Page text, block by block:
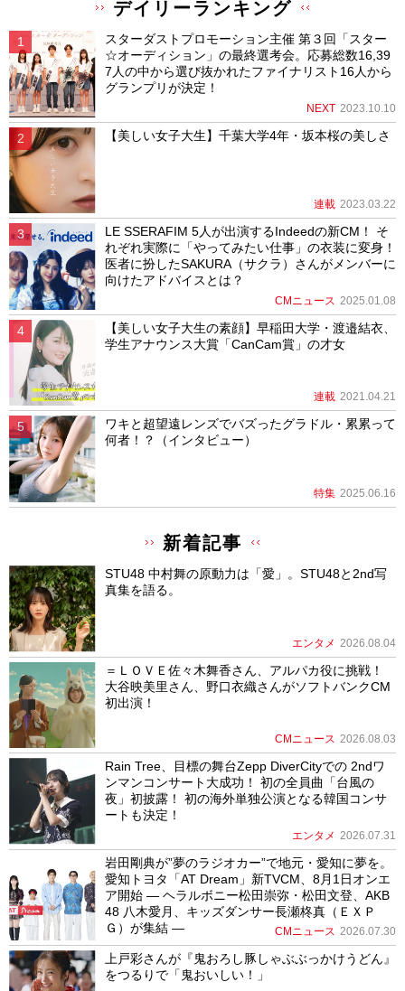
デイリーランキング
スターダストプロモーション主催 第３回「スター
☆オーディション」の最終選考会。応募総数16,39
7人の中から選び抜かれたファイナリスト16人から
グランプリが決定！
NEXT 2023.10.10
【美しい女子大生】千葉大学4年・坂本桜の美しさ
連載 2023.03.22
LE SSERAFIM 5人が出演するIndeedの新CM！ そ
れぞれ実際に「やってみたい仕事」の衣装に変身！
医者に扮したSAKURA（サクラ）さんがメンバーに
向けたアドバイスとは？
CMニュース 2025.01.08
【美しい女子大生の素顔】早稲田大学・渡邉結衣、
学生アナウンス大賞「CanCam賞」の才女
連載 2021.04.21
ワキと超望遠レンズでバズったグラドル・累累って
何者！？（インタビュー）
特集 2025.06.16
新着記事
STU48 中村舞の原動力は「愛」。STU48と2nd写
真集を語る。
エンタメ 2026.08.04
＝ＬＯＶＥ佐々木舞香さん、アルパカ役に挑戦！
大谷映美里さん、野口衣織さんがソフトバンクCM
初出演！
CMニュース 2026.08.03
Rain Tree、目標の舞台Zepp DiverCityでの 2ndワ
ンマンコンサート大成功！ 初の全員曲「台風の
夜」初披露！ 初の海外単独公演となる韓国コンサ
ートも決定！
エンタメ 2026.07.31
岩田剛典が”夢のラジオカー”で地元・愛知に夢を。
愛知トヨタ「AT Dream」新TVCM、8月1日オンエ
ア開始 ― ヘラルボニー松田崇弥・松田文登、AKB
48 八木愛月、キッズダンサー長瀬柊真（ＥＸＰ
Ｇ）が集結 ―
CMニュース 2026.07.30
上戸彩さんが『鬼おろし豚しゃぶぶっかけうどん』
をつるりで「鬼おいしい！」